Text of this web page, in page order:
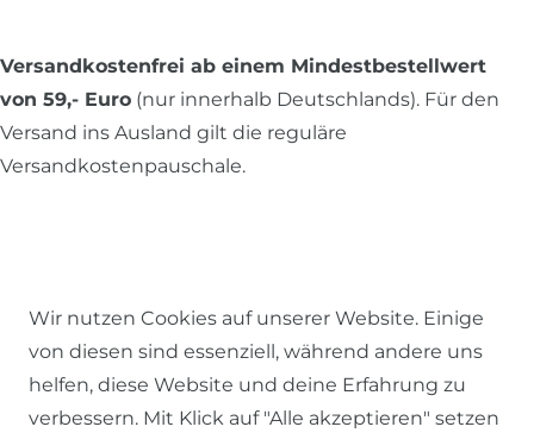
Versandkostenfrei ab einem Mindestbestellwert
von 59,- Euro (nur innerhalb Deutschlands). Für den
Versand ins Ausland gilt die reguläre
Versandkostenpauschale.
© 2026 SCHÖNER LEBEN.
Wir nutzen Cookies auf unserer Website. Einige
von diesen sind essenziell, während andere uns
helfen, diese Website und deine Erfahrung zu
verbessern. Mit Klick auf "Alle akzeptieren" setzen